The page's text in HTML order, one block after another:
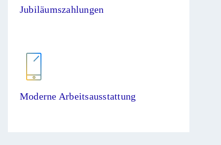
Jubiläumszahlungen
Moderne Arbeitsausstattung